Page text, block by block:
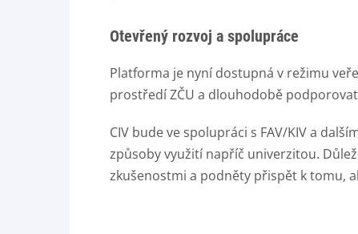
Otevřený rozvoj a spolupráce
Platforma je nyní dostupná v režimu
prostředí ZČU a dlouhodobě
CIV bude ve spolupráci s FAV/KIV a
způsoby využití napříč univerzitou.
zkušenostmi a podněty přispět k tomu,